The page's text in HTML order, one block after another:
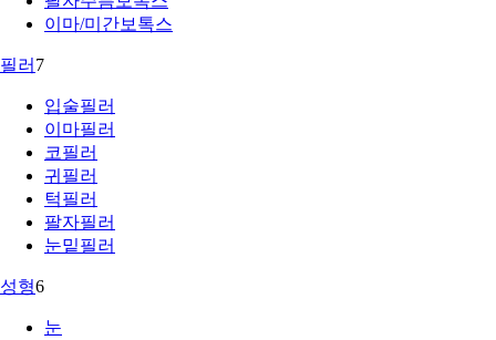
이마/미간보톡스
필러 7
입술필러
이마필러
코필러
귀필러
턱필러
팔자필러
눈밑필러
성형6
눈